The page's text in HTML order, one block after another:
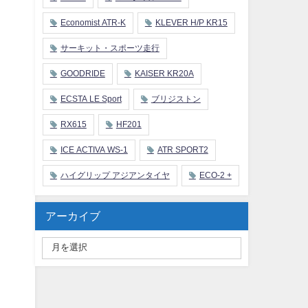
Economist ATR-K KLEVER H/P KR15
サーキット・スポーツ走行
GOODRIDE KAISER KR20A
ECSTA LE Sport ブリジストン
RX615 HF201
ICE ACTIVA WS-1 ATR SPORT2
ハイグリップ アジアンタイヤ ECO-2 +
アーカイブ